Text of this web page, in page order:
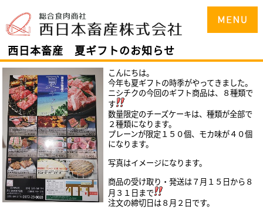
西日本畜産 夏ギフトのお知らせ
こんにちは。
今年も夏ギフトの時季がやってきました。
ニシチクの今回のギフト商品は、８種類で
す
数量限定のチーズケーキは、種類が全部で
２種類になります。
プレーンが限定１５０個、モカ味が４０個
になります。
写真はイメージになります。
商品の受け取り・発送は７月１５ 日から８
月３１日まで
注文の締切日は８月２日です。